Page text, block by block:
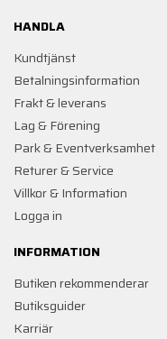
HANDLA
Kundtjänst
Betalningsinformation
Frakt & leverans
Lag & Förening
Park & Eventverksamhet
Returer & Service
Villkor & Information
Logga in
INFORMATION
Butiken rekommenderar
Butiksguider
Karriär